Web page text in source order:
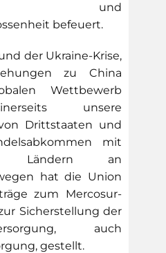
und
befeuert.
der Ukraine-Krise,
zu China
Wettbewerb
unsere
Drittstaaten und
mit
Ländern an
hat die Union
zum Mercosur-
Sicherstellung der
auch
gestellt.